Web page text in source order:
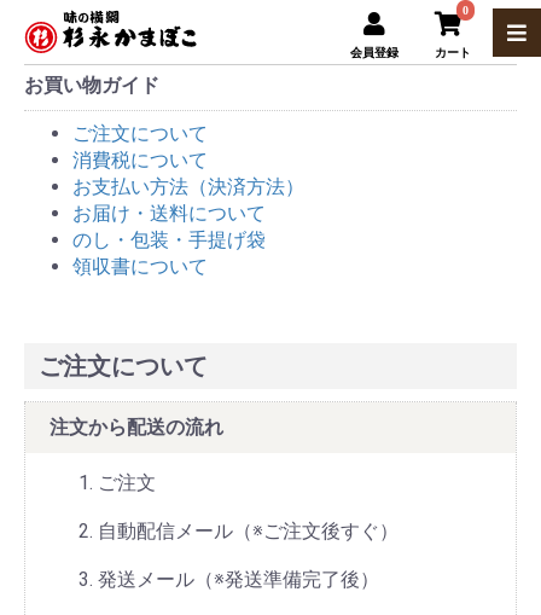
会員登録
0
カート
お買い物ガイド
ご注文について
消費税について
お支払い方法（決済方法）
お届け・送料について
のし・包装・手提げ袋
領収書について
ご注文について
注文から配送の流れ
ご注文
自動配信メール（※ご注文後すぐ）
発送メール（※発送準備完了後）